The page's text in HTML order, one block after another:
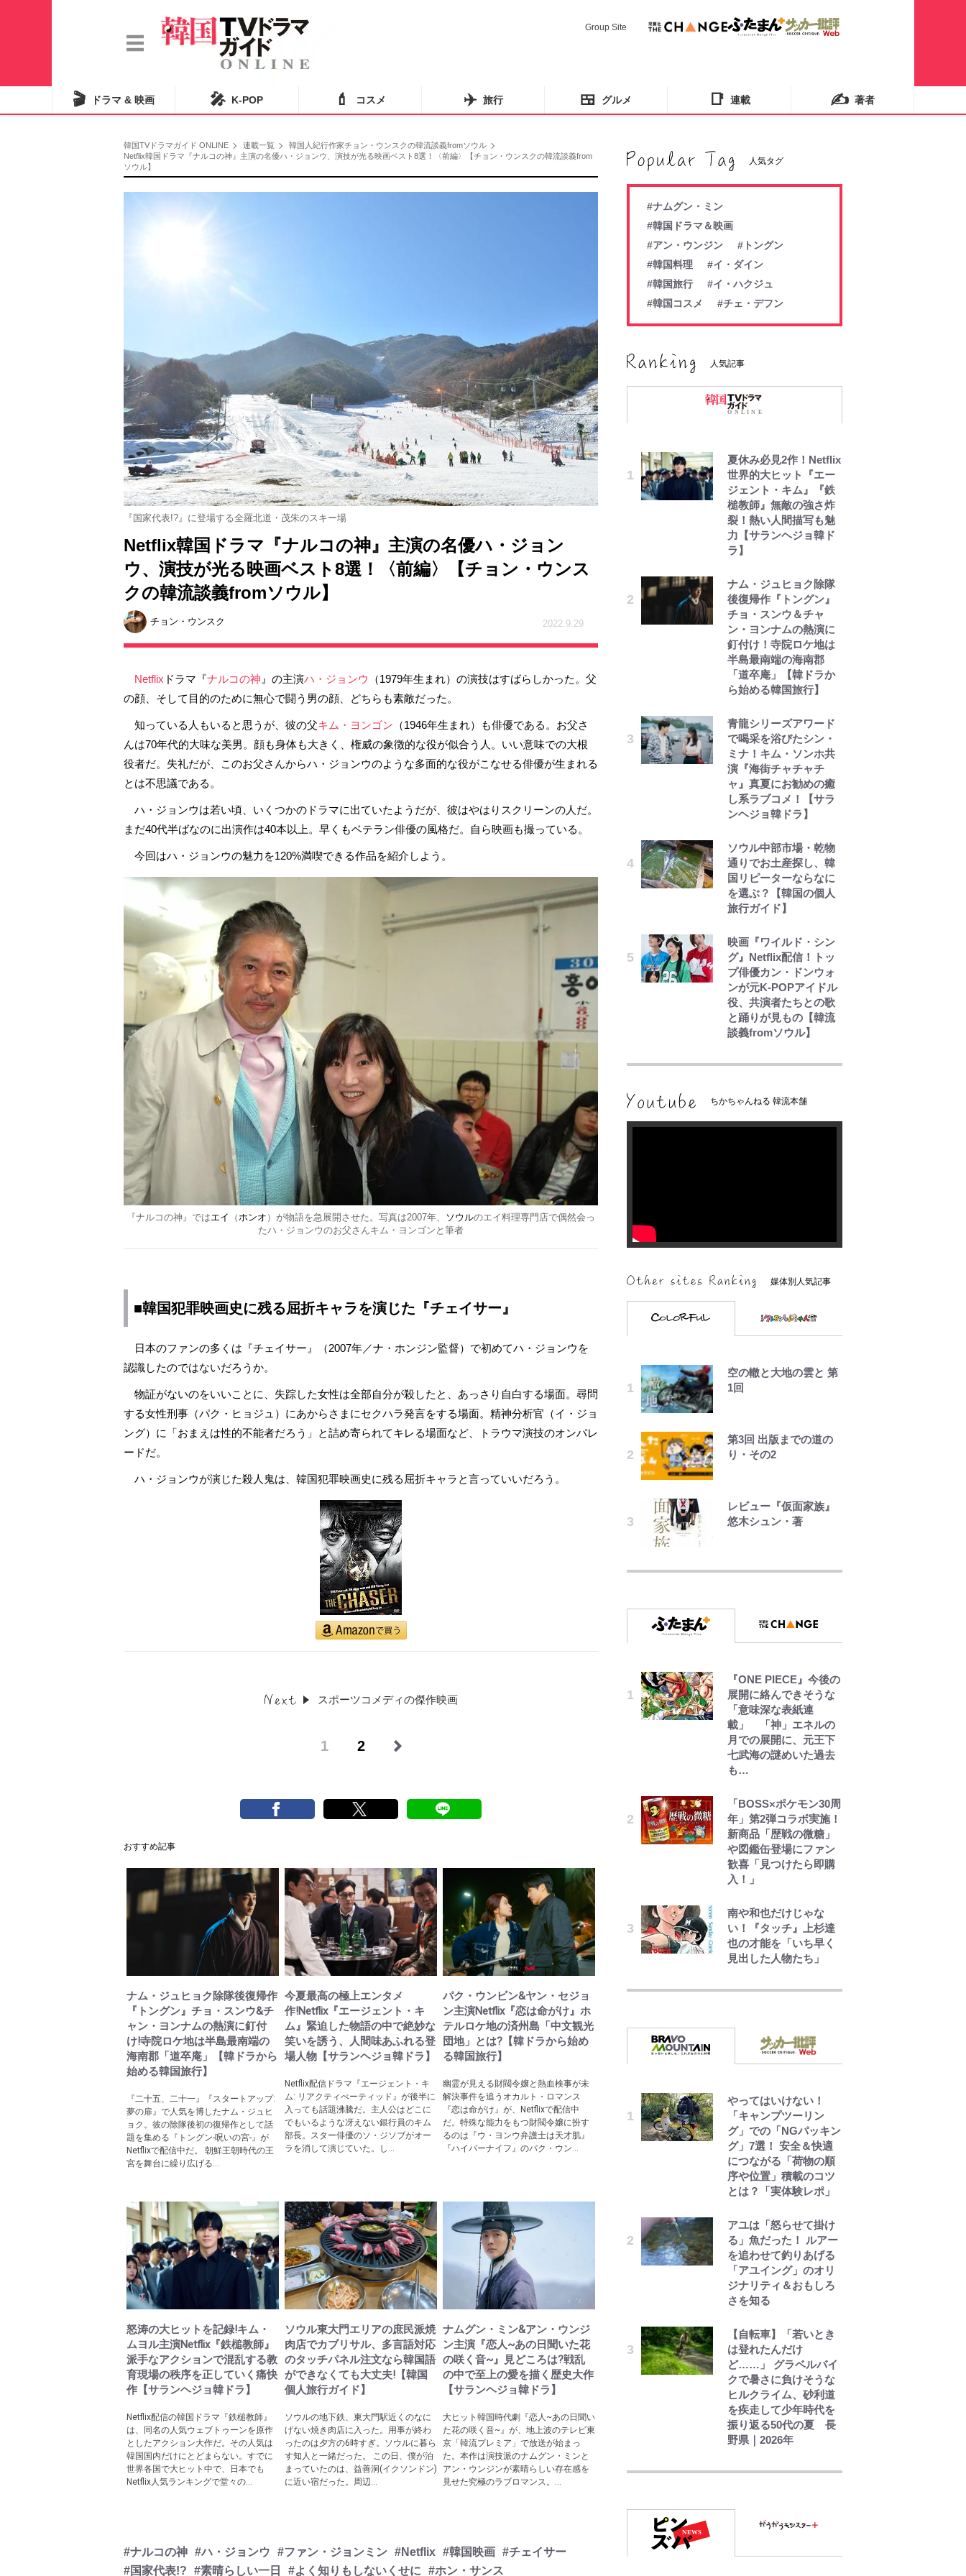
Group Site
🎬 ドラマ & 映画 🎤 K-POP 💄 コスメ ✈️ 旅行 🍱 グルメ 📑 連載 ✍️ 著者
韓国TVドラマガイド ONLINE 連載一覧
韓国人紀行作家チョン・ウンスクの韓流談義fromソウル
Netflix韓国ドラマ『ナルコの神』主演の名優ハ・ジョンウ、演技が光る映画ベスト8選！〈前編〉【チョン・ウンスクの韓流談義from
ソウル】
『国家代表!?』に登場する全羅北道・茂朱のスキー場
Netflix韓国ドラマ『ナルコの神』主演の名優ハ・ジョン
ウ、演技が光る映画ベスト8選！〈前編〉【チョン・ウンス
クの韓流談義fromソウル】
チョン・ウンスク 2022.9.29
Netflix ドラマ『ナルコの神 』の主演ハ・ジョンウ
（1979年生まれ）の演技はすばらしかった。父
の顔、そして目的のために無心で闘う男の顔、どちらも素敵だった。
知っている人もいると思うが、彼の父キム・ヨンゴン （1946年生まれ）も俳優である。お父さ
んは70年代的大味な美男。顔も身体も大きく、権威の象徴的な役が似合う人。いい意味での大根
役者だ。失礼だが、このお父さんからハ・ジョンウのような多面的な役がこなせる俳優が生まれる
とは不思議である。
ハ・ジョンウは若い頃、いくつかのドラマに出ていたようだが、彼はやはりスクリーンの人だ。
まだ40代半ばなのに出演作は40本以上。早くもベテラン俳優の風格だ。自ら映画も撮っている。
今回はハ・ジョンウの魅力を120%満喫できる作品を紹介しよう。
『ナルコの神』ではエイ （ホンオ ）が物語を急展開させた。写真は2007年、 ソウルのエイ料理専門店で偶然会っ
たハ・ジョンウのお父さんキム・ヨンゴンと筆者
■韓国犯罪映画史に残る屈折キャラを演じた『チェイサー』
日本のファンの多くは『チェイサー』（2007年／ナ・ホンジン監督）で初めてハ・ジョンウを
認識したのではないだろうか。
物証がないのをいいことに、失踪した女性は全部自分が殺したと、あっさり自白する場面。尋問
する女性刑事（パク・ヒョジュ）にあからさまにセクハラ発言をする場面。精神分析官（イ・ジョ
ング）に「おまえは性的不能者だろう」と詰め寄られてキレる場面など、トラウマ演技のオンパレ
ードだ。
ハ・ジョンウが演じた殺人鬼は、韓国犯罪映画史に残る屈折キャラと言っていいだろう。
スポーツコメディの傑作映画
1 2
おすすめ記事
ナム・ジュヒョク除隊後復帰作
『トングン』チョ・スンウ&チ
ャン・ヨンナムの熱演に釘付
け!寺院ロケ地は半島最南端の
海南郡「道卒庵」【韓ドラから
始める韓国旅行】
『二十五、二十一』『スタートアップ:
夢の扉』で人気を博したナム・ジュヒ
ョク。彼の除隊後初の復帰作として話
題を集める『トングン-呪いの宮-』が
Netflixで配信中だ。 朝鮮王朝時代の王
宮を舞台に繰り広げる...
今夏最高の極上エンタメ
作!Netflix『エージェント・キ
ム』緊迫した物語の中で絶妙な
笑いを誘う、人間味あふれる登
場人物【サランヘジョ韓ドラ】
Netflix配信ドラマ『エージェント・キ
ム: リアクティべーティッド』が後半に
入っても話題沸騰だ。主人公はどこに
でもいるような冴えない銀行員のキム
部長。スター俳優のソ・ジソブがオー
ラを消して演じていた。し...
パク・ウンビン&ヤン・セジョ
ン主演Netflix『恋は命がけ』ホ
テルロケ地の済州島「中文観光
団地」とは?【韓ドラから始め
る韓国旅行】
幽霊が見える財閥令嬢と熱血検事が未
解決事件を追うオカルト・ロマンス
『恋は命がけ』が、Netflixで配信中
だ。特殊な能力をもつ財閥令嬢に扮す
るのは『ウ・ヨンウ弁護士は天才肌』
『ハイパーナイフ』のパク・ウン...
怒涛の大ヒットを記録!キム・
ムヨル主演Netflix『鉄槌教師』
派手なアクションで混乱する教
育現場の秩序を正していく痛快
作【サランヘジョ韓ドラ】
Netflix配信の韓国ドラマ『鉄槌教師』
は、同名の人気ウェブトゥーンを原作
としたアクション大作だ。その人気は
韓国国内だけにとどまらない。すでに
世界各国で大ヒット中で、日本でも
Netflix人気ランキングで堂々の...
ソウル東大門エリアの庶民派焼
肉店でカブリサル、多言語対応
のタッチパネル注文なら韓国語
ができなくても大丈夫!【韓国
個人旅行ガイド】
ソウルの地下鉄、東大門駅近くのなに
げない焼き肉店に入った。用事が終わ
ったのは夕方の6時すぎ。ソウルに暮ら
す知人と一緒だった。 この日、僕が泊
まっていたのは、益善洞(イクソンドン)
に近い宿だった。周辺...
ナムグン・ミン&アン・ウンジ
ン主演『恋人~あの日聞いた花
の咲く音~』見どころは?戦乱
の中で至上の愛を描く歴史大作
【サランヘジョ韓ドラ】
大ヒット韓国時代劇『恋人~あの日聞い
た花の咲く音~』が、地上波のテレビ東
京「韓流プレミア」で放送が始まっ
た。本作は演技派のナムグン・ミンと
アン・ウンジンが素晴らしい存在感を
見せた究極のラブロマンス。...
#ナルコの神 #ハ・ジョンウ #ファン・ジョンミン #Netflix #韓国映画 #チェイサー
#国家代表!?
#素晴らしい一日 #よく知りもしないくせに #ホン・サンス
人気タグ
#ナムグン・ミン
#韓国ドラマ＆映画
#アン・ウンジン
#トングン
#韓国料理
#イ・ダイン
#韓国旅行
#イ・ハクジュ
#韓国コスメ
#チェ・デフン
人気記事
夏休み必見2作！Netflix
世界的大ヒット『エー
ジェント・キム』『鉄
槌教師』無敵の強さ炸
裂！熱い人間描写も魅
力【サランヘジョ韓ド
ラ】
ナム・ジュヒョク除隊
後復帰作『トングン』
チョ・スンウ＆チャ
ン・ヨンナムの熱演に
釘付け！寺院ロケ地は
半島最南端の海南郡
「道卒庵」【韓ドラか
ら始める韓国旅行】
青龍シリーズアワード
で喝采を浴びたシン・
ミナ！キム・ソンホ共
演『海街チャチャチ
ャ』真夏にお勧めの癒
し系ラブコメ！【サラ
ンヘジョ韓ドラ】
ソウル中部市場・乾物
通りでお土産探し、韓
国リピーターならなに
を選ぶ？【韓国の個人
旅行ガイド】
映画『ワイルド・シン
グ』Netflix配信！トッ
プ俳優カン・ドンウォ
ンが元K-POPアイドル
役、共演者たちとの歌
と踊りが見もの【韓流
談義fromソウル】
ちかちゃんねる 韓流本舗
媒体別人気記事
空の轍と大地の雲と 第
1回
第3回 出版までの道の
り・その2
レビュー『仮面家族』
悠木シュン・著
ボーちゃんの一途な気
とうちゃんが出世する
ゾ
『ONE PIECE』今後の
展開に絡んできそうな
「意味深な表紙連
載」 「神」エネルの
月での展開に、元王下
七武海の謎めいた過去
も…
「BOSS×ポケモン30周
年」第2弾コラボ実施！
新商品「歴戦の微糖」
や図鑑缶登場にファン
歓喜「見つけたら即購
入！」
南や和也だけじゃな
い！『タッチ』上杉達
也の才能を「いち早く
見出した人物たち」
里が語る誹謗中傷動
響と今語る「保育園落
ちた日本死ね」
寿々歌が語る『天才て
れびくん』時代の学び
と22歳でアイドルの道
を切り拓いた「人生最
大の決断」
誹謗中傷も「『そうせ
ある」…山尾志桜里が
SNSのバッシングにも
向き合う理由と独自メ
ンタル術
やってはいけない！
「キャンプツーリン
グ」での「NGパッキン
グ」7選！ 安全＆快適
につながる「荷物の順
序や位置」積載のコツ
とは？「実体験レポ」
アユは「怒らせて掛け
る」魚だった！ ルアー
を追わせて釣りあげる
「アユイング」のオリ
ジナリティ＆おもしろ
さを知る
【自転車】「若いとき
は登れたんだけ
ど……」 グラベルバイ
クで暑さに負けそうな
ヒルクライム、砂利道
を疾走して少年時代を
振り返る50代の夏 長
野県｜2026年
うやって入手？｣ブライ
よかった｣｢大喜びのリ